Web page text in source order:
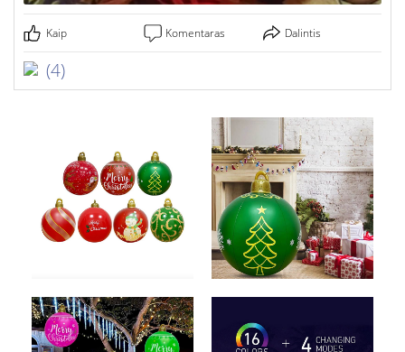
Kaip Komentaras Dalintis
(4)